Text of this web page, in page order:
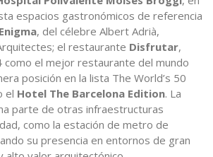
espacios gastronómicos de referencia
Enigma, del célebre Albert Adrià,
el restaurante Disfrutar,
como el mejor restaurante del mundo
posición en la lista The World’s 50
el Hotel The Barcelona Edition. La
parte de otras infraestructuras
como la estación de metro de
su presencia en entornos de gran